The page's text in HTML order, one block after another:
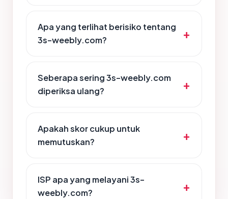
Apa yang terlihat berisiko tentang
3s-weebly.com?
Seberapa sering 3s-weebly.com
diperiksa ulang?
Apakah skor cukup untuk
memutuskan?
ISP apa yang melayani 3s-
weebly.com?